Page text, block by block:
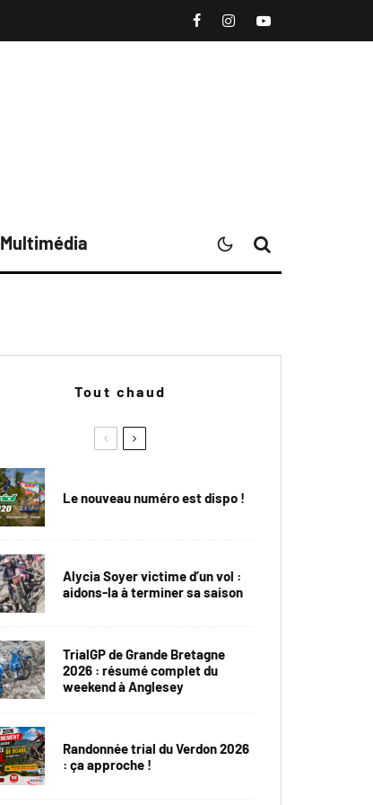
Multimédia
Tout chaud
Le nouveau numéro est dispo !
Alycia Soyer victime d’un vol :
aidons-la à terminer sa saison
TrialGP de Grande Bretagne
2026 : résumé complet du
weekend à Anglesey
Randonnée trial du Verdon 2026
: ça approche !